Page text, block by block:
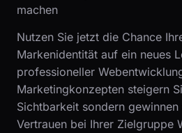
machen
Nutzen Sie jetzt die Chance
Markenidentität auf ein neues
professioneller
Marketingkonzepten steigern
Sichtbarkeit sondern
Vertrauen bei Ihrer Zielgruppe